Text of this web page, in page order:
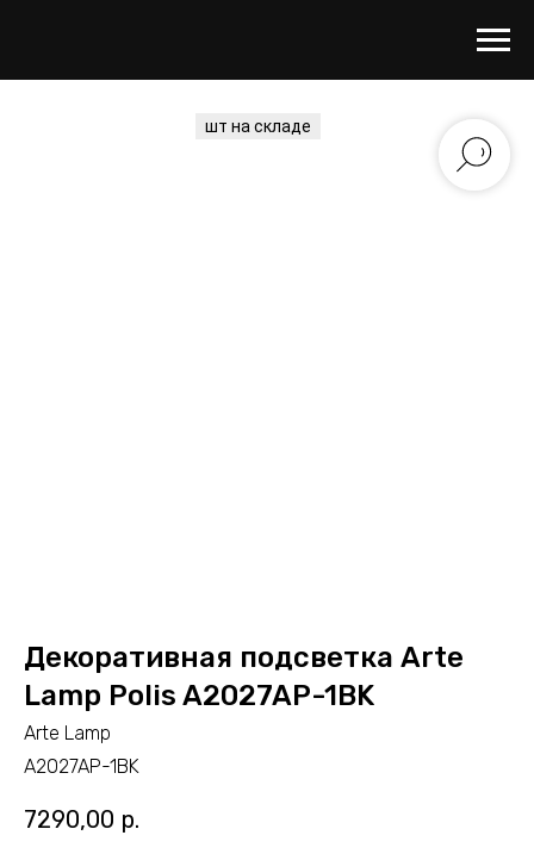
Декоративная подсветка Arte
Lamp Polis A2027AP-1BK
Arte Lamp
A2027AP-1BK
7290,00 р.